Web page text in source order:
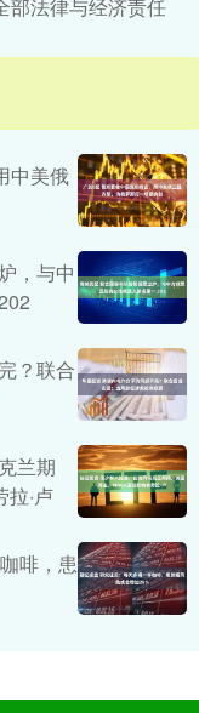
部法律与经济责任
中美俄
，与中
？联合
兰期
·卢
啡，患